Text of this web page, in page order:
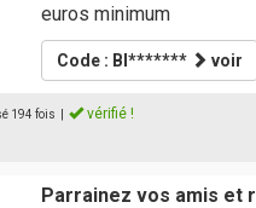
euros minimum
Code : BI******* voir
194 fois vérifié !
Parrainez vos amis et